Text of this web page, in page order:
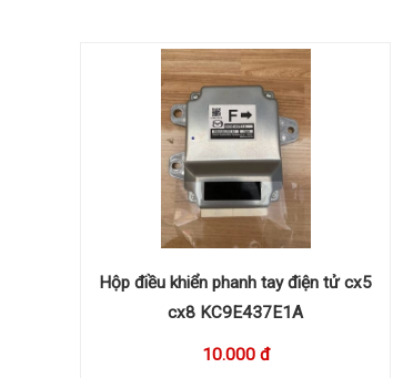
Hộp điều khiển phanh tay điện tử cx5
cx8 KC9E437E1A
10.000 đ